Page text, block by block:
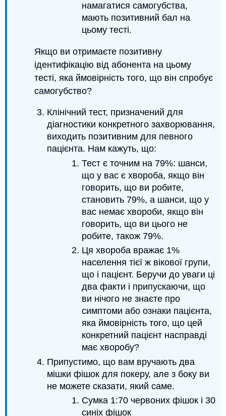
намагатися самогубства,
мають позитивний бал на
цьому тесті.
Якщо ви отримаєте позитивну
ідентифікацію від абонента на цьому
тесті, яка ймовірність того, що він спробує
самогубство?
Клінічний тест, призначений для
діагностики конкретного захворювання,
виходить позитивним для певного
пацієнта. Нам кажуть, що:
Тест є точним на 79%: шанси,
що у вас є хвороба, якщо він
говорить, що ви робите,
становить 79%, а шанси, що у
вас немає хвороби, якщо він
говорить, що ви цього не
робите, також 79%.
Ця хвороба вражає 1%
населення тієї ж вікової групи,
що і пацієнт. Беручи до уваги ці
два факти і припускаючи, що
ви нічого не знаєте про
симптоми або ознаки пацієнта,
яка ймовірність того, що цей
конкретний пацієнт насправді
має хворобу?
Припустимо, що вам вручають два
мішки фішок для покеру, але з боку ви
не можете сказати, який саме.
Сумка 1:70 червоних фішок і 30
синіх фішок